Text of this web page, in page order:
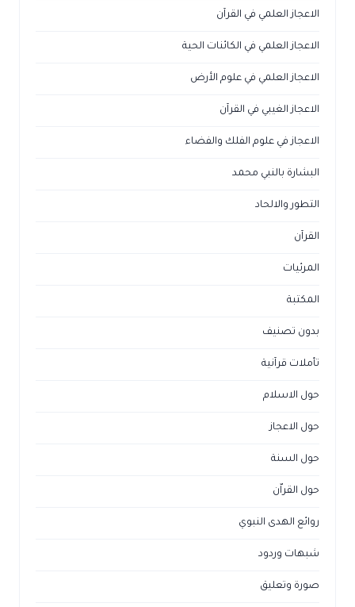
الاعجاز العلمي في القرآن
الاعجاز العلمي في الكائنات الحية
الاعجاز العلمي في علوم الأرض
الاعجاز الغيبي في القرآن
الاعجاز في علوم الفلك والفضاء
البشارة بالنبي محمد
التطور والالحاد
القرآن
المرئيات
المكتبة
بدون تصنيف
تأملات قرآنية
حول الاسلام
حول الاعجاز
حول السنة
حول القراّن
روائع الهدى النبوي
شبهات وردود
صورة وتعليق